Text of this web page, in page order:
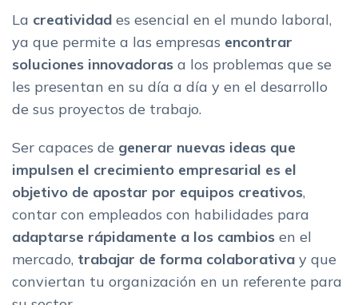
La creatividad es esencial en el mundo laboral,
ya que permite a las empresas encontrar
soluciones innovadoras a los problemas que se
les presentan en su día a día y en el desarrollo
de sus proyectos de trabajo.
Ser capaces de generar nuevas ideas que
impulsen el crecimiento empresarial es el
objetivo de apostar por equipos creativos,
contar con empleados con habilidades para
adaptarse rápidamente a los cambios en el
mercado, trabajar de forma colaborativa y que
conviertan tu organización en un referente para